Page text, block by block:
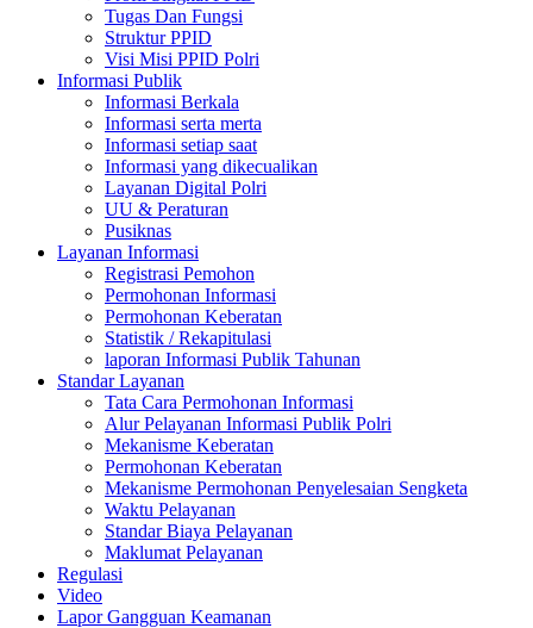
Tugas Dan Fungsi
Struktur PPID
Visi Misi PPID Polri
Informasi Publik
Informasi Berkala
Informasi serta merta
Informasi setiap saat
Informasi yang dikecualikan
Layanan Digital Polri
UU & Peraturan
Pusiknas
Layanan Informasi
Registrasi Pemohon
Permohonan Informasi
Permohonan Keberatan
Statistik / Rekapitulasi
laporan Informasi Publik Tahunan
Standar Layanan
Tata Cara Permohonan Informasi
Alur Pelayanan Informasi Publik Polri
Mekanisme Keberatan
Permohonan Keberatan
Mekanisme Permohonan Penyelesaian Sengketa
Waktu Pelayanan
Standar Biaya Pelayanan
Maklumat Pelayanan
Regulasi
Video
Lapor Gangguan Keamanan